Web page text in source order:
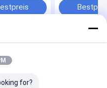
für
Desktop Site
Policy
for?